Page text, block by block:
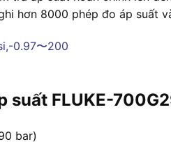
hơn 8000 phép đo áp suất
suất FLUKE-
bar)